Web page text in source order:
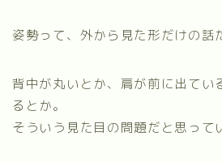
姿勢って、外から見た形だけの話
背中が丸いとか、肩が前に出てい
るとか。
そういう見た目の問題だと思って